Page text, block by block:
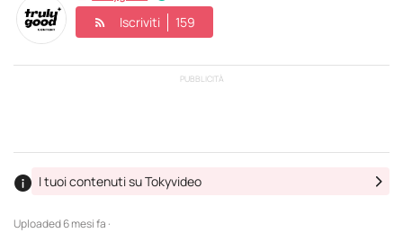
Iscriviti 159
PUBBLICITÀ
Uploaded6 mesi fa ·
I tuoi contenuti su Tokyvideo